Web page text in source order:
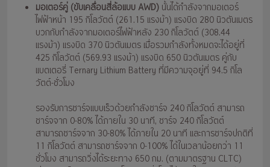
มอเตอร์คู่ (ขับเคลื่อนสี่ล้อแบบ AWD) นั้นได้กำลังจากมอเตอร์
ไฟฟ้าหน้า 195 กิโลวัตต์ (261.15 แรงม้า) แรงบิด 280 นิวตันเมตร
บวกกับกำลังจากมอเตอร์ไฟฟ้าหลัง 230 กิโลวัตต์ (308.44
แรงม้า) แรงบิด 370 นิวตันเมตร เมื่อรวมกำลังทั้งหมดจะได้อยู่ที่
425 กิโลวัตต์ (569.93 แรงม้า) แรงบิด 650 นิวตันเมตร คู่กับ
แบตเตอรี่ Ternary Lithium Battery ที่มีความจุอยู่ที่ 94.5 กิโล
วัตต์-ชั่วโมง
รองรับการชาร์จแบบเร็วด้วยกำลังชาร์จ 240 กิโลวัตต์ สามารถ
ชาร์จจาก 0-80% ได้ภายใน 30 นาที, ชาร์จ 240 กิโลวัตต์
สามารถชาร์จจาก 30-80% ได้ภายใน 20 นาที และการชาร์จปกติที่
11 กิโลวัตต์ สามารถชาร์จจาก 0-100% ได้ในเวลาน้อยกว่า 11
ชั่วโมง สามารถวิ่งได้ระยะทาง 650 กม. (ตามมาตรฐาน CLTC)